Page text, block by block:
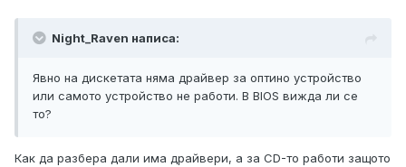
Night_Raven написа:
Явно на дискетата няма драйвер за оптино устройство
или самото устройство не работи. В BIOS вижда ли се
то?
Как да разбера дали има драйвери, а за CD-то работи защото